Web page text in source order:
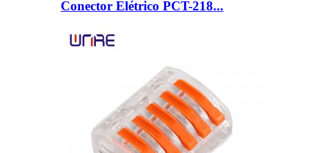
Conector Elétrico PCT-218...